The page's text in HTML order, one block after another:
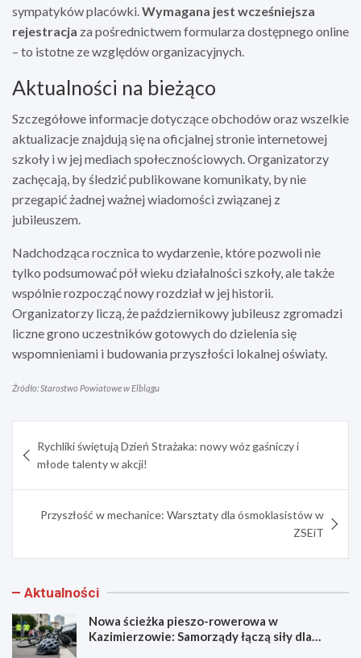
sympatyków placówki.Wymagana jest wcześniejsza
rejestracja za pośrednictwem formularza dostępnego online
– to istotne ze względów organizacyjnych.
Aktualności na bieżąco
Szczegółowe informacje dotyczące obchodów oraz wszelkie
aktualizacje znajdują się na oficjalnej stronie internetowej
szkoły i w jej mediach społecznościowych. Organizatorzy
zachęcają, by śledzić publikowane komunikaty, by nie
przegapić żadnej ważnej wiadomości związanej z
jubileuszem.
Nadchodząca rocznica to wydarzenie, które pozwoli nie
tylko podsumować pół wieku działalności szkoły, ale także
wspólnie rozpocząć nowy rozdział w jej historii.
Organizatorzy liczą, że październikowy jubileusz zgromadzi
liczne grono uczestników gotowych do dzielenia się
wspomnieniami i budowania przyszłości lokalnej oświaty.
Źródło: Starostwo Powiatowe w Elblągu
wpisu
Rychliki świętują Dzień Strażaka: nowy wóz gaśniczy i
młode talenty w akcji!
Przyszłość w mechanice: Warsztaty dla ósmoklasistów w
ZSEiT
Aktualności
Nowa ścieżka pieszo-rowerowa w
Kazimierzowie: Samorządy łączą siły dla